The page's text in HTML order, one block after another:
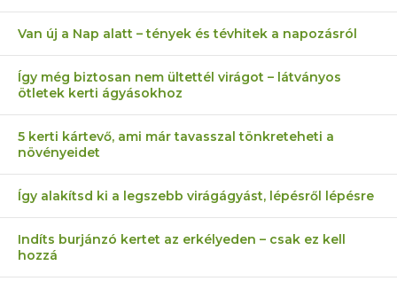
Van új a Nap alatt – tények és tévhitek a napozásról
Így még biztosan nem ültettél virágot – látványos
ötletek kerti ágyásokhoz
5 kerti kártevő, ami már tavasszal tönkreteheti a
növényeidet
Így alakítsd ki a legszebb virágágyást, lépésről lépésre
Indíts burjánzó kertet az erkélyeden – csak ez kell
hozzá